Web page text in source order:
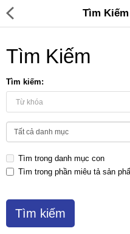
Điện gia dụng
Đồ tiện ích
Sản phẩm khác
Tìm
Tìm Kiếm
Tìm kiếm:
Tìm trong danh mục con
Tìm trong phần miêu tả sản